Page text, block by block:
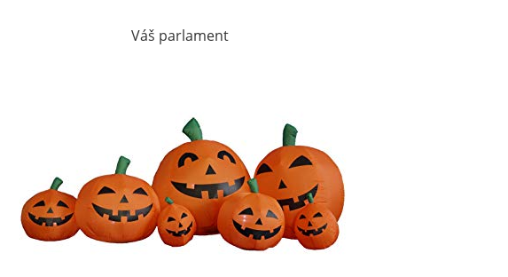
Váš parlament